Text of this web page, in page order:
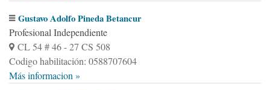
Gustavo Adolfo Pineda Betancur
Profesional Independiente
CL 54 # 46 - 27 CS 508
Codigo habilitación: 0588707604
Más informacion »